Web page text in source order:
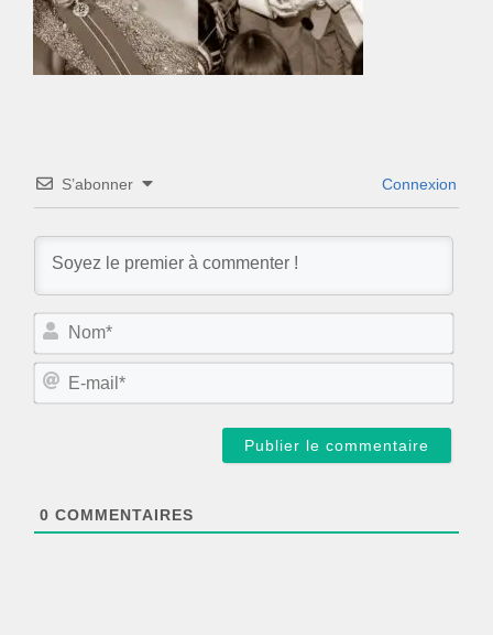
S’abonner Connexion
N
m
E
0 COMMENTAIRES